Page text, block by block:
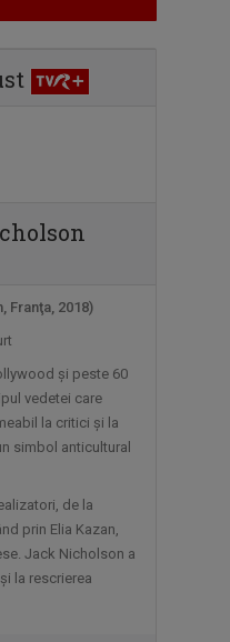
să găsească și
şi comori
Franţa, 2018)
şi peste 60
vedetei care
la critici şi la
simbol anticultural
de la
prin Elia Kazan,
Jack Nicholson a
la rescrierea